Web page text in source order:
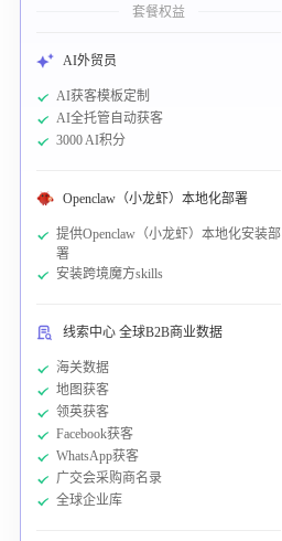
套餐权益
AI外贸员
AI获客模板定制
AI全托管自动获客
3000 AI积分
Openclaw（小龙虾）本地化部署
提供Openclaw（小龙虾）本地化安装部
署
安装跨境魔方skills
线索中心 全球B2B商业数据
海关数据
地图获客
领英获客
Facebook获客
WhatsApp获客
广交会采购商名录
全球企业库